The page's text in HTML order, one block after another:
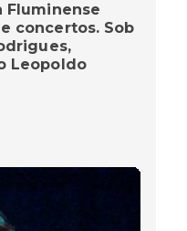
Fluminense
concertos. Sob
Leopoldo